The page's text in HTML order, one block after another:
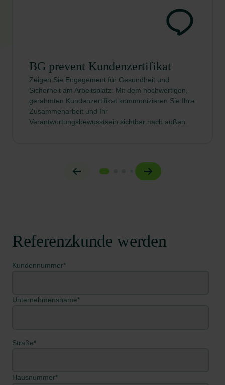
BG prevent Kundenzertifikat
Zeigen Sie Engagement für Gesundheit und
Sicherheit am Arbeitsplatz: Mit dem hochwertigen,
gerahmten Kundenzertifikat kommunizieren Sie Ihre
Zusammenarbeit und Ihr
Verantwortungsbewusstsein sichtbar nach außen.
Referenzkunde werden
Kundennummer*
Unternehmensname*
Straße*
Hausnummer*